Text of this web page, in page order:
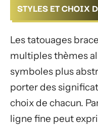
STYLES ET CHOIX
Les tatouages
multiples thèmes
symboles plus
porter des
choix de chacun.
ligne fine peut